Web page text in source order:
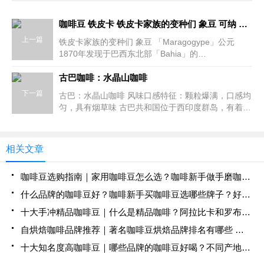
上一篇
咖啡豆 铁皮卡 铁皮卡家族的变种们 象豆 可纳 蓝山
铁皮卡家族的变种们 象豆 「Maragogype」公元
1870年发现于巴西东北部「Bahia」的
大三倍，是世界之最，因而得名。它是铁皮卡最知名
700米800米的低海拔区，但风味
下一篇
古巴咖啡：水晶山咖啡
古巴：水晶山咖啡 风味口感特征：颗粒爆满，口感均
匀，具有烟草味 古巴共和国位于西印度群岛，有着超
相关文章
咖啡豆选购指南｜家用咖啡豆怎么选？咖啡新手做手磨咖啡用哪种咖啡豆好？咖啡拼配豆单品豆适合什么冲煮方式？
什么品牌的咖啡豆好？咖啡新手买咖啡豆选哪些牌子？好喝不贵咖啡豆日常手冲单品豆推荐
十大手冲精品咖啡豆｜什么是精品咖啡？阿拉比卡和罗布斯塔咖啡豆有何区别？顶级手冲单品豆有哪些？
自烘焙咖啡品牌推荐｜著名咖啡豆烘焙品牌排名有哪些 烘焙咖啡豆具备什么味道特征？
十大知名度高咖啡豆｜哪些品牌的咖啡豆好喝？不同产地的单品豆有什么风味口感特征？